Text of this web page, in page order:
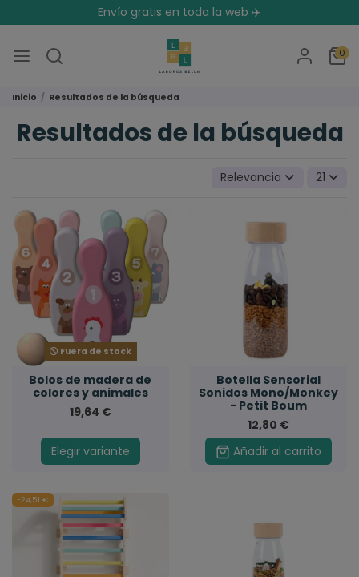
Envío gratis en toda la web ✈️
0
Inicio Resultados de la búsqueda
Resultados de la búsqueda
Relevancia 21
Fuera de stock
Bolos de madera de
colores y animales
19,64 €
Elegir variante
Botella Sensorial
Sonidos Mono/Monkey
- Petit Boum
12,80 €
Añadir al carrito
-24,51 €